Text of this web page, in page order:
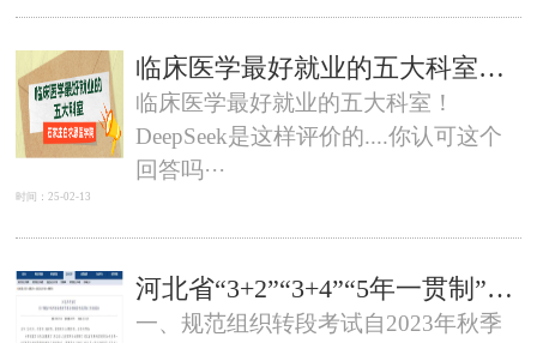
临床医学最好就业的五大科室！DeepSeek是这样评价的....你认可这个回答吗？
临床医学最好就业的五大科室！
DeepSeek是这样评价的....你认可这个
回答吗···
时间：25-02-13
河北省“3+2”“3+4”“5年一贯制”“2+2+2”转段考试怎么考？
一、规范组织转段考试自2023年秋季